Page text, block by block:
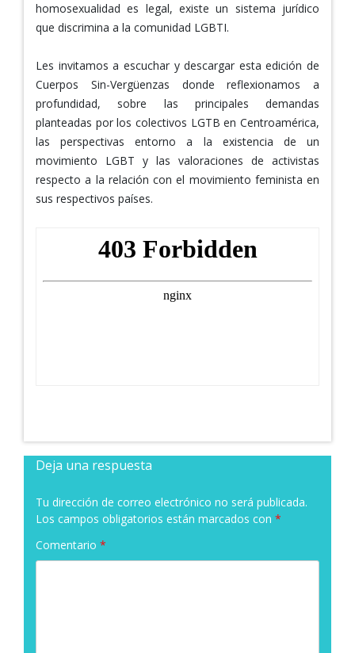
homosexualidad es legal, existe un sistema jurídico
que discrimina a la comunidad LGBTI.
Les invitamos a escuchar y descargar esta edición de
Cuerpos Sin-Vergüenzas donde reflexionamos a
profundidad, sobre las principales demandas
planteadas por los colectivos LGTB en Centroamérica,
las perspectivas entorno a la existencia de un
movimiento LGBT y las valoraciones de activistas
respecto a la relación con el movimiento feminista en
sus respectivos países.
Deja una respuesta
Tu dirección de correo electrónico no será publicada.
Los campos obligatorios están marcados con *
Comentario *